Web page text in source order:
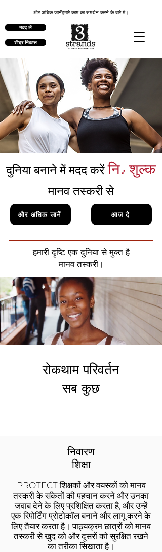
और अधिक जानेंहमारे काम का समर्थन करने के बारे में।
मदद लें
शीघ्र निकास
दुनिया बनाने में मदद करें नि: शुल्क
मानव तस्करी से
और अधिक जानें आज दे
हमारी दृष्टि एक दुनिया से मुक्त है
मानव तस्करी।
रोकथाम परिवर्तन
सब कुछ
निवारण
शिक्षा
PROTECT शिक्षकों और वयस्कों को मानव
तस्करी के संकेतों की पहचान करने और उनका
जवाब देने के लिए प्रशिक्षित करता है, और उन्हें
एक रिपोर्टिंग प्रोटोकॉल बनाने और लागू करने के
लिए तैयार करता है। पाठ्यक्रम छात्रों को मानव
तस्करी से खुद को और दूसरों को सुरक्षित रखने
का तरीका सिखाता है।